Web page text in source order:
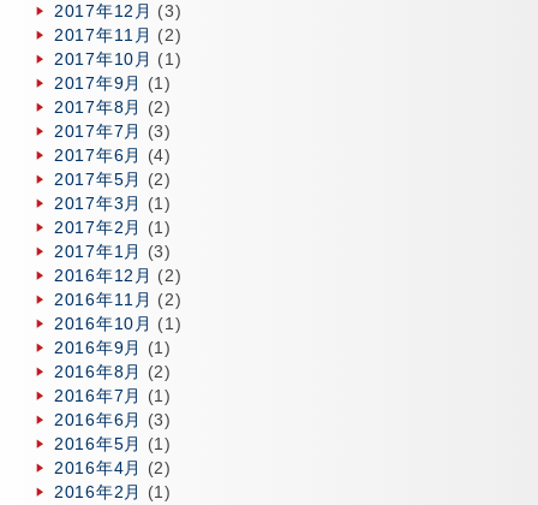
2017年12月 (3)
2017年11月 (2)
2017年10月 (1)
2017年9月
(1)
2017年8月
(2)
2017年7月
(3)
2017年6月
(4)
2017年5月
(2)
2017年3月
(1)
2017年2月
(1)
2017年1月
(3)
2016年12月 (2)
2016年11月 (2)
2016年10月 (1)
2016年9月
(1)
2016年8月
(2)
2016年7月
(1)
2016年6月
(3)
2016年5月
(1)
2016年4月
(2)
2016年2月
(1)